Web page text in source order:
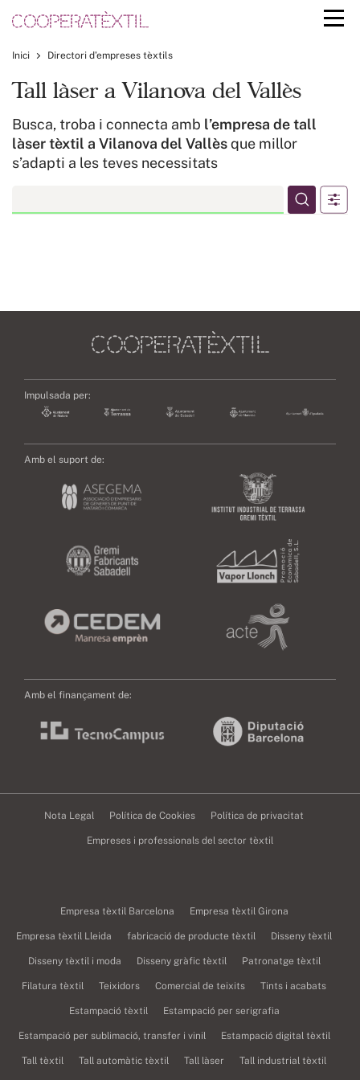
Inici Directori d’empreses tèxtils
Tall làser a Vilanova del Vallès
Busca, troba i connecta amb l’empresa de tall
làser tèxtil a Vilanova del Vallèsque millor
s’adapti a les teves necessitats
Impulsada per:
Amb el suport de:
Amb el finançament de:
Nota Legal Política de Cookies Política de privacitat
Empreses i professionals del sector tèxtil
Empresa tèxtil Barcelona Empresa tèxtil Girona
Empresa tèxtil Lleida fabricació de producte tèxtil Disseny tèxtil
Disseny tèxtil i moda Disseny gràfic tèxtil Patronatge tèxtil
Filatura tèxtil Teixidors Comercial de teixits Tints i acabats
Estampació tèxtil Estampació per serigrafia
Estampació per sublimació, transfer i vinil Estampació digital tèxtil
Tall tèxtil Tall automàtic tèxtil Tall làser Tall industrial tèxtil